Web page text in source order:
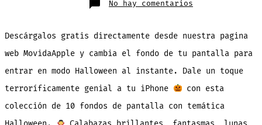
No hay comentarios
DESCARGA
Fondos
de
HALLOWEEN
Descárgalos gratis directamente desde nuestra pagina
web MovidaApple y cambia el fondo de tu pantalla para
entrar en modo Halloween al instante. Dale un toque
terroríficamente genial a tu iPhone
con esta
colección de 10 fondos de pantalla con temática